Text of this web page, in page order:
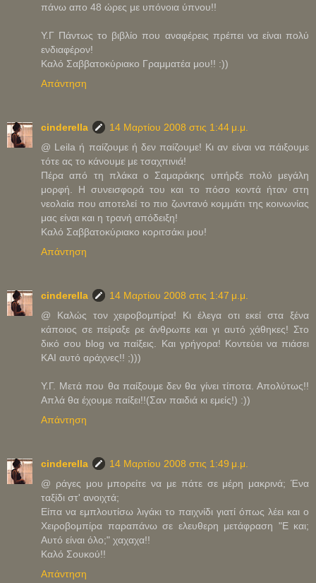
πάνω απο 48 ώρες με υπόνοια ύπνου!!
Υ.Γ Πάντως το βιβλίο που αναφέρεις πρέπει να είναι πολύ
ενδιαφέρον!
Καλό Σαββατοκύριακο Γραμματέα μου!! :))
Απάντηση
cinderella
14 Μαρτίου 2008 στις 1:44 μ.μ.
@ Leila ή παίζουμε ή δεν παίζουμε! Κι αν είναι να πάιξουμε
τότε ας το κάνουμε με τσαχπινιά!
Πέρα από τη πλάκα ο Σαμαράκης υπήρξε πολύ μεγάλη
μορφή. Η συνεισφορά του και το πόσο κοντά ήταν στη
νεολαία που αποτελεί το πιο ζωντανό κομμάτι της κοινωνίας
μας είναι και η τρανή απόδειξη!
Καλό Σαββατοκύριακο κοριτσάκι μου!
Απάντηση
cinderella
14 Μαρτίου 2008 στις 1:47 μ.μ.
@ Καλώς τον χειροβομπίρα! Κι έλεγα οτι εκεί στα ξένα
κάποιος σε πείραξε ρε άνθρωπε και γι αυτό χάθηκες! Στο
δικό σου blog να παίξεις. Και γρήγορα! Κοντεύει να πιάσει
ΚΑΙ αυτό αράχνες!! ;)))
Υ.Γ. Μετά που θα παίξουμε δεν θα γίνει τίποτα. Απολύτως!!
Απλά θα έχουμε παίξει!!(Σαν παιδιά κι εμείς!) :))
Απάντηση
cinderella
14 Μαρτίου 2008 στις 1:49 μ.μ.
@ ράγες μου μπορείτε να με πάτε σε μέρη μακρινά; Ένα
ταξίδι στ' ανοιχτά;
Είπα να εμπλουτίσω λιγάκι το παιχνίδι γιατί όπως λέει και ο
Χειροβομπίρα παραπάνω σε ελευθερη μετάφραση "Ε και;
Αυτό είναι όλο;" χαχαχα!!
Καλό Σουκού!!
Απάντηση